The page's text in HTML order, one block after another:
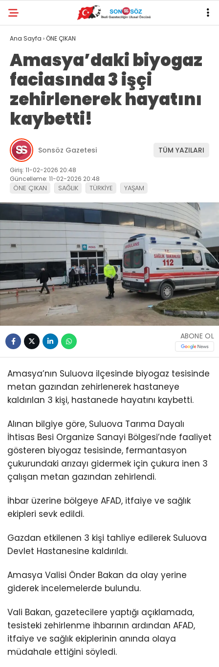
Ana Sayfa ›ÖNE ÇIKAN
Amasya’daki biyogaz
faciasında 3 işçi
zehirlenerek hayatını
kaybetti!
Sonsöz Gazetesi TÜM YAZILARI
Giriş: 11-02-2026 20:48
Güncelleme: 11-02-2026 20:48
ÖNE ÇIKAN SAĞLIK TÜRKİYE YAŞAM
ABONE OL
Amasya’nın Suluova ilçesinde biyogaz tesisinde
metan gazından zehirlenerek hastaneye
kaldırılan 3 kişi, hastanede hayatını kaybetti.
Alınan bilgiye göre, Suluova Tarıma Dayalı
İhtisas Besi Organize Sanayi Bölgesi’nde faaliyet
gösteren biyogaz tesisinde, fermantasyon
çukurundaki arızayı gidermek için çukura inen 3
çalışan metan gazından zehirlendi.
İhbar üzerine bölgeye AFAD, itfaiye ve sağlık
ekipleri sevk edildi.
Gazdan etkilenen 3 kişi tahliye edilerek Suluova
Devlet Hastanesine kaldırıldı.
Amasya Valisi Önder Bakan da olay yerine
giderek incelemelerde bulundu.
Vali Bakan, gazetecilere yaptığı açıklamada,
tesisteki zehirlenme ihbarının ardından AFAD,
itfaiye ve sağlık ekiplerinin anında olaya
müdahale ettiğini söyledi.